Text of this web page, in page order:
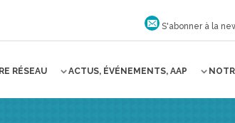
S'abonner à la
RÉSEAU ACTUS, ÉVÉNEMENTS, AAP